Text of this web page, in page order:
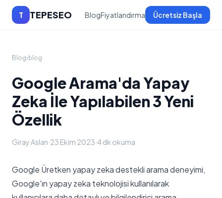
T TEPESEO BlogFiyatlandırma Ücretsiz Başla
Blog› blog
Google Arama'da Yapay
Zeka İle Yapılabilen 3 Yeni
Özellik
Giray Aslan·23 Ekim 2023·4 dk okuma
Google Üretken yapay zeka destekli arama deneyimi,
Google'ın yapay zeka teknolojisi kullanılarak